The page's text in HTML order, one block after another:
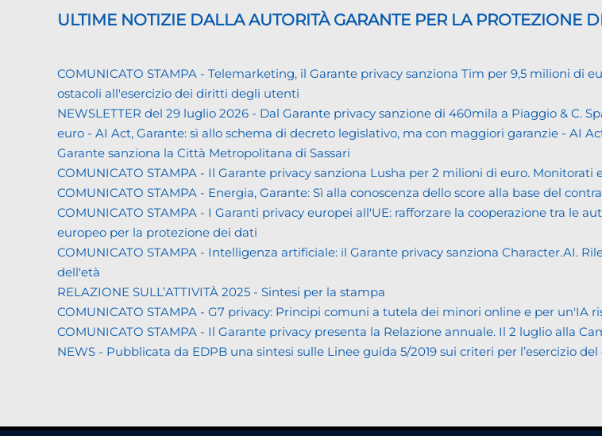
ULTIME NOTIZIE DALLA AUTORITÀ GARANTE PER LA PROTEZIONE
COMUNICATO STAMPA - Telemarketing, il Garante privacy sanziona Tim per 9,5 milioni
ostacoli all'esercizio dei diritti degli utenti
NEWSLETTER del 29 luglio 2026 - Dal Garante privacy sanzione di 460mila a Piaggio & C.
euro - AI Act, Garante: sì allo schema di decreto legislativo, ma con maggiori garanzie - AI
Garante sanziona la Città Metropolitana di Sassari
COMUNICATO STAMPA - Il Garante privacy sanziona Lusha per 2 milioni di euro.
COMUNICATO STAMPA - Energia, Garante: Sì alla conoscenza dello score alla base del
COMUNICATO STAMPA - I Garanti privacy europei all'UE: rafforzare la cooperazione tra le
europeo per la protezione dei dati
COMUNICATO STAMPA - Intelligenza artificiale: il Garante privacy sanziona Character.AI.
dell'età
RELAZIONE SULL’ATTIVITÀ 2025 - Sintesi per la stampa
COMUNICATO STAMPA - G7 privacy: Principi comuni a tutela dei minori online e per un'IA
COMUNICATO STAMPA - Il Garante privacy presenta la Relazione annuale. Il 2 luglio alla
NEWS - Pubblicata da EDPB una sintesi sulle Linee guida 5/2019 sui criteri per l’esercizio